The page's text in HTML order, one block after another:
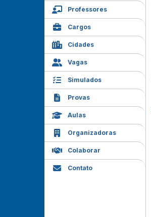
Professores
Cargos
Cidades
Vagas
Simulados
Provas
Aulas
Organizadoras
Colaborar
Contato